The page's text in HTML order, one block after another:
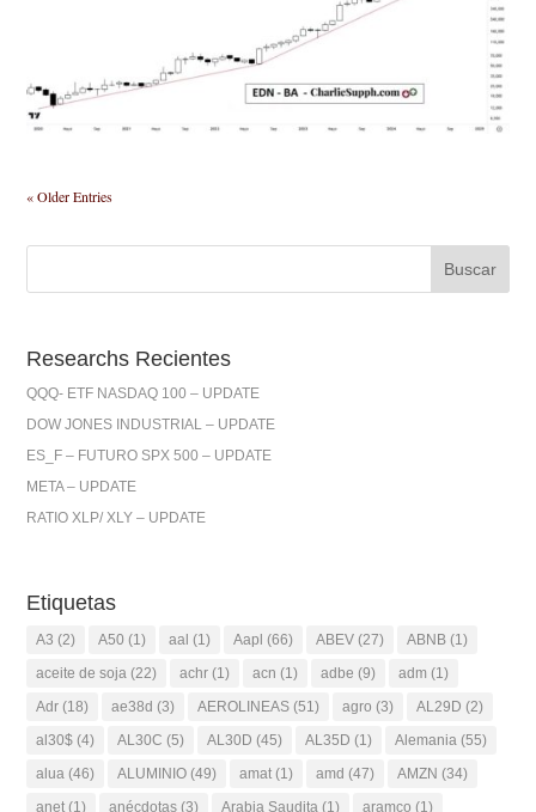
« Older Entries
Researchs Recientes
QQQ- ETF NASDAQ 100 – UPDATE
DOW JONES INDUSTRIAL – UPDATE
ES_F – FUTURO SPX 500 – UPDATE
META – UPDATE
RATIO XLP/ XLY – UPDATE
Etiquetas
A3 (2) A50 (1) aal (1) Aapl (66) ABEV (27) ABNB (1)
aceite de soja (22) achr (1) acn (1) adbe (9) adm (1)
Adr (18) ae38d (3) AEROLINEAS (51) agro (3) AL29D (2)
al30$ (4) AL30C (5) AL30D (45) AL35D (1) Alemania (55)
alua (46) ALUMINIO (49) amat (1) amd (47) AMZN (34)
anet (1) anécdotas (3) Arabia Saudita (1) aramco (1)